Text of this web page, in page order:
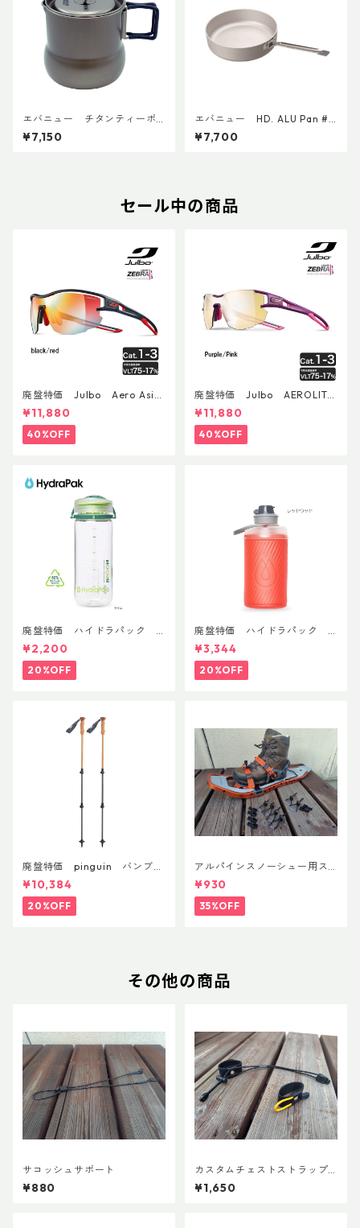
エバニュー チタンティーポ
ット500 ECA545
¥7,150
エバニュー HD. ALU Pan #1
8 EBY634
¥7,700
セール中の商品
廃盤特価 Julbo Aero Asia
nFit
¥11,880
40%OFF
廃盤特価 Julbo AEROLITE
AsianFit
¥11,880
40%OFF
廃盤特価 ハイドラパック
リーコン ツイスト＆シップ 50
0ml
¥2,200
20%OFF
廃盤特価 ハイドラパック
フラックス 750ml
¥3,344
20%OFF
廃盤特価 pinguin バンブー
FLフォーム(ペア)
¥10,384
20%OFF
アルパインスノーシュー用ス
トラップキャッチ(ペア)
¥930
35%OFF
その他の商品
サコッシュサポート
¥880
カスタムチェストストラップ V
er.2
¥1,650